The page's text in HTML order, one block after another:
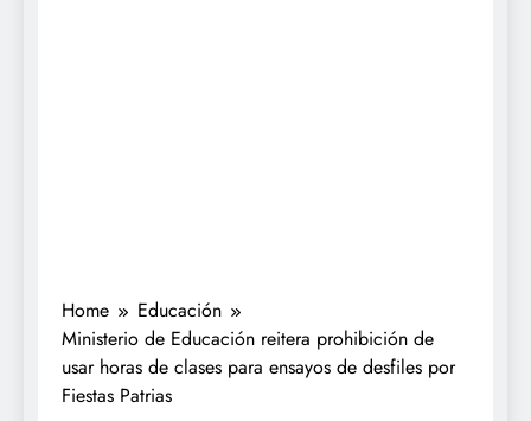
Home
Educación
Ministerio de Educación reitera prohibición de
usar horas de clases para ensayos de desfiles por
Fiestas Patrias